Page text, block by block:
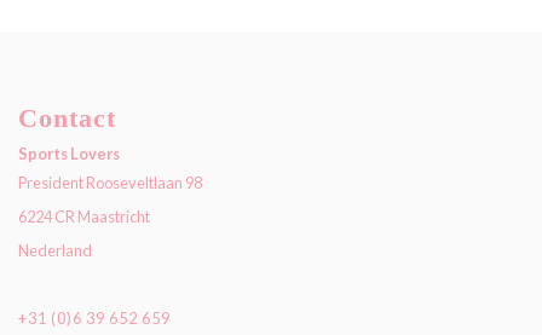
Contact
Sports Lovers
President Rooseveltlaan 98
6224 CR Maastricht
Nederland
+31 (0)6 39 652 659